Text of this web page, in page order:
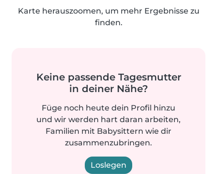
Karte herauszoomen, um mehr Ergebnisse zu
finden.
Keine passende Tagesmutter
in deiner Nähe?
Füge noch heute dein Profil hinzu
und wir werden hart daran arbeiten,
Familien mit Babysittern wie dir
zusammenzubringen.
Loslegen